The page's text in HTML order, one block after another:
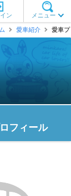
メニュー
ン
愛車紹介 愛車
フィール